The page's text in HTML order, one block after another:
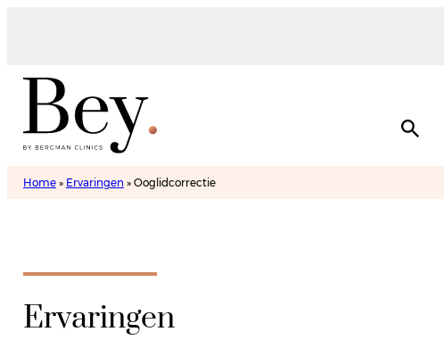
Home» Ervaringen » Ooglidcorrectie
Ervaringen